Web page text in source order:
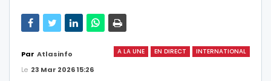
A LA UNE EN DIRECT INTERNATIONAL
Par Atlasinfo
Le 23 Mar 2026 15:26